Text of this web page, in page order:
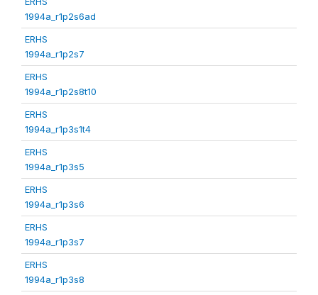
1994a_r1p2s6ad
ERHS
1994a_r1p2s7
ERHS
1994a_r1p2s8t10
ERHS
1994a_r1p3s1t4
ERHS
1994a_r1p3s5
ERHS
1994a_r1p3s6
ERHS
1994a_r1p3s7
ERHS
1994a_r1p3s8